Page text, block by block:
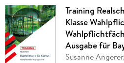
Training
Klasse
Ausgabe für
Susanne